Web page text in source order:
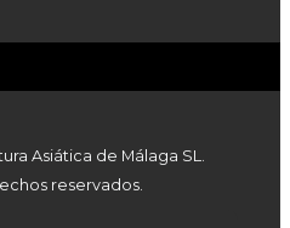
Asiática de Málaga SL.
reservados.